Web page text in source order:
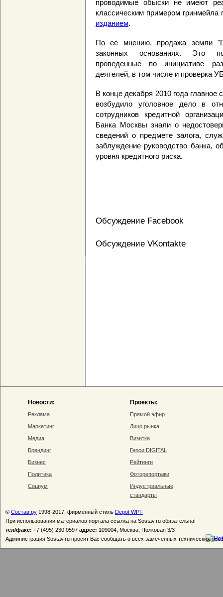
проводимые обыски не имеют
классическим примером
изданием.
По ее мнению, продажа земли
законных основаниях. Это
проведенные по инициативе
деятелей, в том числе и проверка
В конце декабря 2010 года
возбудило уголовное дело в
сотрудников кредитной
Банка Москвы знали о
сведений о предмете залога,
заблуждение руководство банка,
уровня кредитного риска.
Обсуждение Facebook
Обсуждение VKontakte
Новости:
Реклама
Маркетинг
Медиа
Брендинг
Бизнес
Политика
Социум
Проекты:
Прямой эфир
Лицо рынка
Визитка
Герои DIGITAL
Рейтинги
Фоторепортажи
Индустриальные
стандарты
© Состав.ру 1998-2017, фирменный стиль Depot WPF
При использовании материалов портала ссылка на Sostav.ru обязательна!
тел/факс: +7 (495) 230 0597 адрес: 109004, Москва, Полковая 3/3
Администрация Sostav.ru просит Вас сообщать о всех замеченных технических